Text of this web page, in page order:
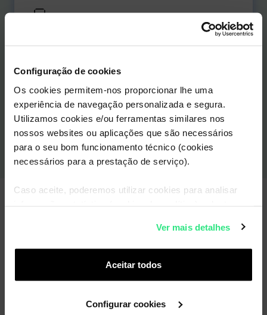
Configuração de cookies
Os cookies permitem-nos proporcionar lhe uma
experiência de navegação personalizada e segura.
Utilizamos cookies e/ou ferramentas similares nos
nossos websites ou aplicações que são necessários
para o seu bom funcionamento técnico (cookies
necessários para a prestação de serviço).
Caso aceite, poderemos utilizar cookies para analisar
funcionalidades (cookies de personalização e
funcionalidade) e adaptar anúncios aos seus interesses
(cookies de publicidade personalizada). Pode gerir a
Ver mais detalhes
Aceitar todos
Configurar cookies
+
Selecionar
Portabilidade
WOO